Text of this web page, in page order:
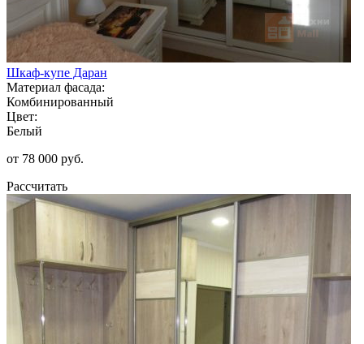
Шкаф-купе Даран
Материал фасада:
Комбинированный
Цвет:
Белый
от 78 000 руб.
Рассчитать